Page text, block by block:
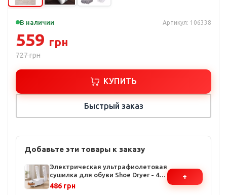
В наличии Артикул: 106338
559 грн
727грн
КУПИТЬ
Быстрый заказ
Добавьте эти товары к заказу
Электрическая ультрафиолетовая
сушилка для обуви Shoe Dryer - 4
режима таймера, температура до
48°C, белая
486 грн
+